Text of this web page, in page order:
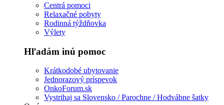
Centrá pomoci
Relaxačné pobyty
Rodinná týždňovka
Výlety
Hľadám inú pomoc
Krátkodobé ubytovanie
Jednorazový príspevok
OnkoForum.sk
Vystrihaj sa Slovensko / Parochne / Hodvábne šatky